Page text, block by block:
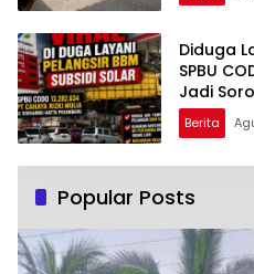
Diduga
SPBU
Jadi
Berita
Popular Posts